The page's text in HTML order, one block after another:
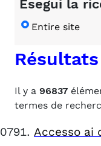
Esegui la
Entire site
Il y a 96837
termes de
Accesso ai